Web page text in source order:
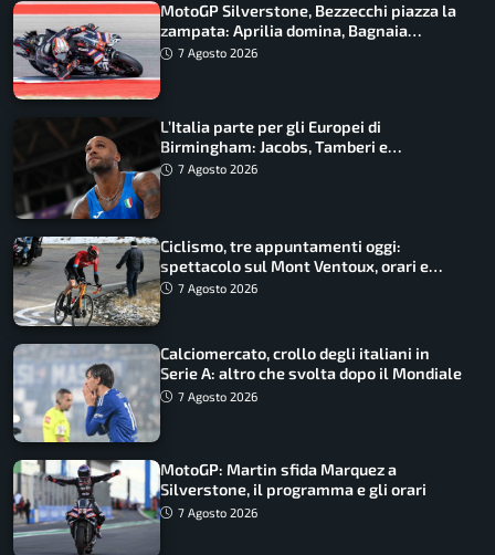
MotoGP Silverstone, Bezzecchi piazza la
zampata: Aprilia domina, Bagnaia
costretto al Q1
7 Agosto 2026
L’Italia parte per gli Europei di
Birmingham: Jacobs, Tamberi e
Battocletti guidano una spedizione
7 Agosto 2026
Ciclismo, tre appuntamenti oggi:
spettacolo sul Mont Ventoux, orari e
come vederli
7 Agosto 2026
Calciomercato, crollo degli italiani in
Serie A: altro che svolta dopo il Mondiale
7 Agosto 2026
MotoGP: Martin sfida Marquez a
Silverstone, il programma e gli orari
7 Agosto 2026